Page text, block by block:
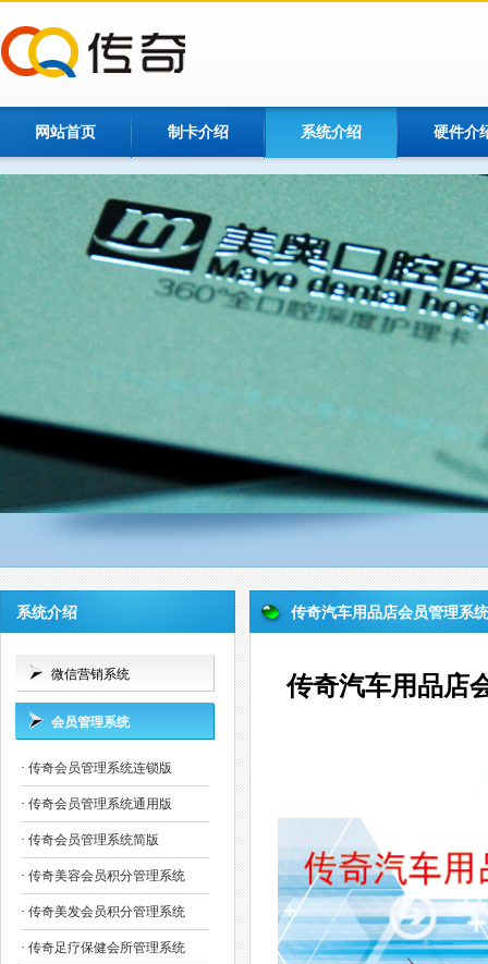
网站首页 制卡介绍 系统介绍 硬件介
系统介绍
微信营销系统
会员管理系统
· 传奇会员管理系统连锁版
· 传奇会员管理系统通用版
· 传奇会员管理系统简版
· 传奇美容会员积分管理系统
· 传奇美发会员积分管理系统
· 传奇足疗保健会所管理系统
传奇汽车用品店会员管理系统
传奇汽车用品店